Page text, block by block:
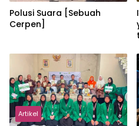
Polusi Suara [Sebuah
Cerpen]
Artikel